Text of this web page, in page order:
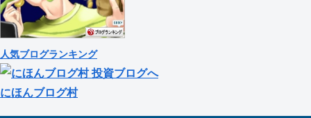
人気ブログランキング
にほんブログ村